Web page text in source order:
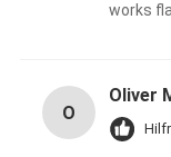
works
O